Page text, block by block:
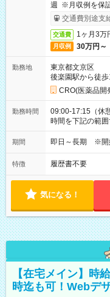
週 ※月収例を保
ービス利用可（利
交通費別途支
交通費 1ヶ月3万
月収例 30万円～
勤務地
東京都文京区
後楽園駅から徒
CRO(医薬品開
勤務時間
09:00-17:15（休
時間を下記の範
間 09:00～
05:00～07:15
期間 即日～長期 ※開
特徴 履歴書不要
気になる！
【在宅メイン】
時迄も可！Webデ